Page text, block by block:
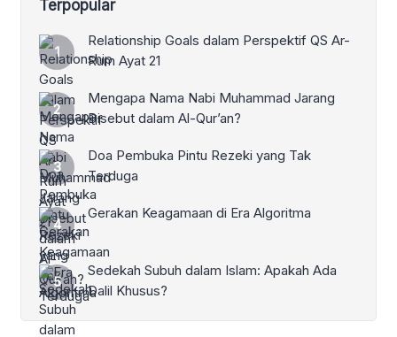
Terpopular
Relationship Goals dalam Perspektif QS Ar-
Rum Ayat 21
Mengapa Nama Nabi Muhammad Jarang
Disebut dalam Al-Qur’an?
Doa Pembuka Pintu Rezeki yang Tak
Terduga
Gerakan Keagamaan di Era Algoritma
Sedekah Subuh dalam Islam: Apakah Ada
Dalil Khusus?